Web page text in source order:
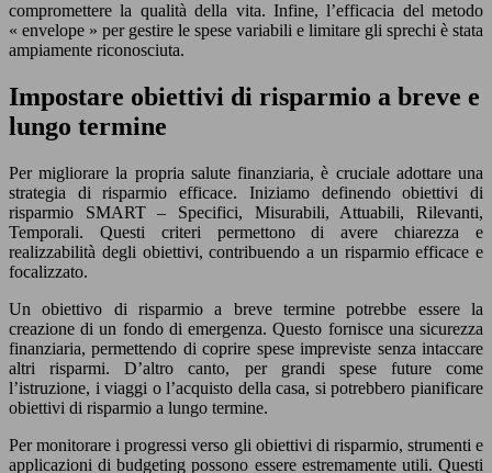
compromettere la qualità della vita. Infine, l’efficacia del metodo
« envelope » per gestire le spese variabili e limitare gli sprechi è stata
ampiamente riconosciuta.
Impostare obiettivi di risparmio a breve e
lungo termine
Per migliorare la propria salute finanziaria, è cruciale adottare una
strategia di risparmio efficace. Iniziamo definendo obiettivi di
risparmio SMART – Specifici, Misurabili, Attuabili, Rilevanti,
Temporali. Questi criteri permettono di avere chiarezza e
realizzabilità degli obiettivi, contribuendo a un risparmio efficace e
focalizzato.
Un obiettivo di risparmio a breve termine potrebbe essere la
creazione di un fondo di emergenza. Questo fornisce una sicurezza
finanziaria, permettendo di coprire spese impreviste senza intaccare
altri risparmi. D’altro canto, per grandi spese future come
l’istruzione, i viaggi o l’acquisto della casa, si potrebbero pianificare
obiettivi di risparmio a lungo termine.
Per monitorare i progressi verso gli obiettivi di risparmio, strumenti e
applicazioni di budgeting possono essere estremamente utili. Questi